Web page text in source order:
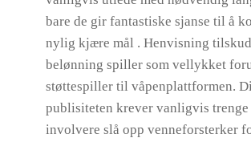
bare de gir fantastiske sjanse til å
nylig kjære mål . Henvisning
belønning spiller som vellykket
støttespiller til våpenplattformen.
publisiteten krever vanligvis trenge
involvere slå opp venneforsterker